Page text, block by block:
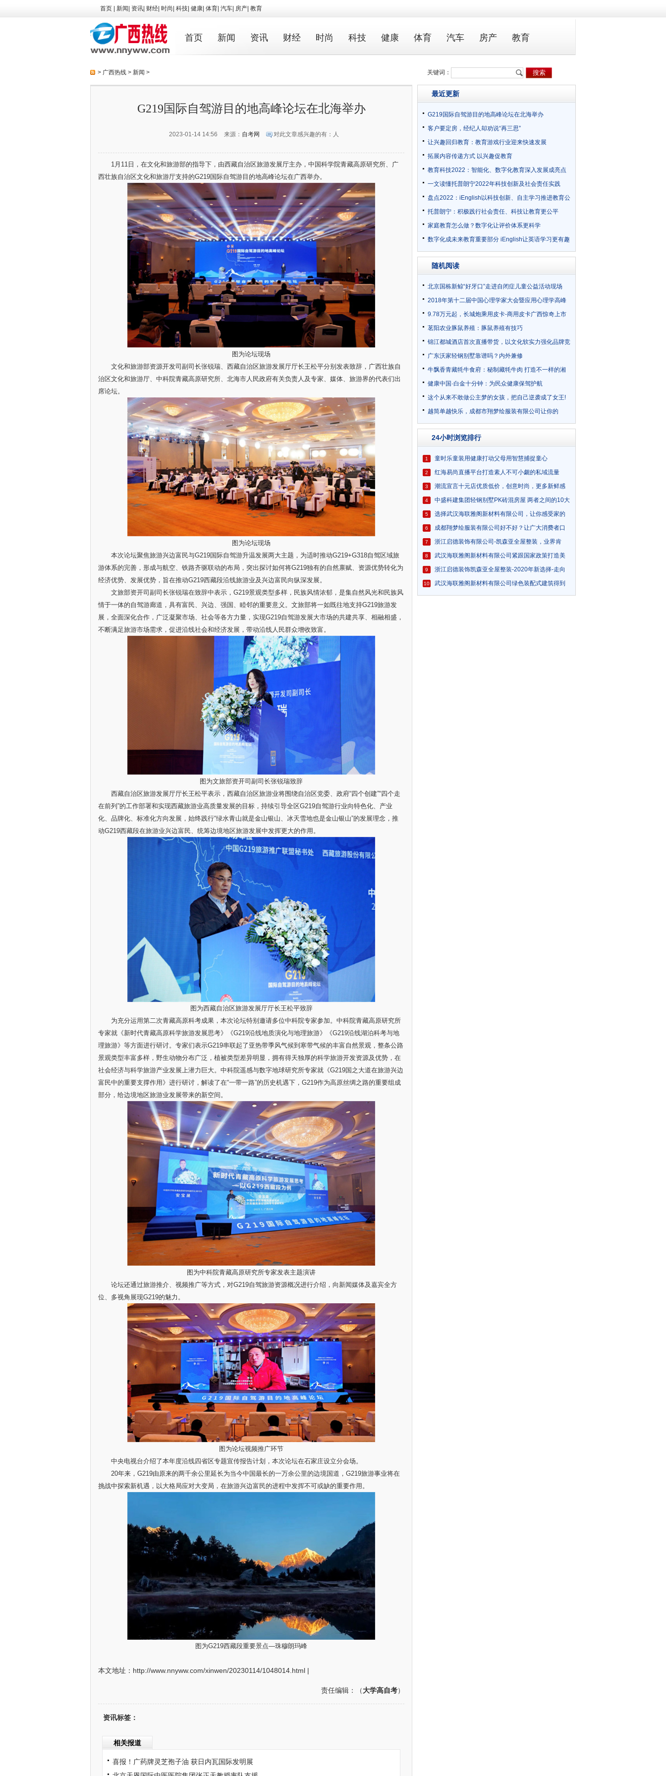
首页 新闻 资讯 财经 时尚 科技 健康 体育 汽车 房产 教育
首页 新闻 资讯 财经 时尚 科技 健康 体育 汽车 房产 教育
关键词：
> 广西热线 > 新闻 >
G219国际自驾游目的地高峰论坛在北海举办
2023-01-14 14:56 来源： 自考网 对此文章感兴趣的有： 人
1月11日，在文化和旅游部的指导下，由西藏自治区旅游发展厅主办，中国科学院青藏高原研究所、广
西壮族自治区文化和旅游厅支持的G219国际自驾游目的地高峰论坛在广西举办。
图为论坛现场
文化和旅游部资源开发司副司长张锐瑞、西藏自治区旅游发展厅厅长王松平分别发表致辞，广西壮族自
治区文化和旅游厅、中科院青藏高原研究所、北海市人民政府有关负责人及专家、媒体、旅游界的代表们出
席论坛。
图为论坛现场
本次论坛聚焦旅游兴边富民与G219国际自驾游升温发展两大主题，为适时推动G219+G318自驾区域旅
游体系的完善，形成与航空、铁路齐驱联动的布局，突出探讨如何将G219独有的自然禀赋、资源优势转化为
经济优势、发展优势，旨在推动G219西藏段沿线旅游业及兴边富民向纵深发展。
文旅部资开司副司长张锐瑞在致辞中表示，G219景观类型多样，民族风情浓郁，是集自然风光和民族风
情于一体的自驾游廊道，具有富民、兴边、强国、睦邻的重要意义。文旅部将一如既往地支持G219旅游发
展，全面深化合作，广泛凝聚市场、社会等各方力量，实现G219自驾游发展大市场的共建共享、相融相盛，
不断满足旅游市场需求，促进沿线社会和经济发展，带动沿线人民群众增收致富。
图为文旅部资开司副司长张锐瑞致辞
西藏自治区旅游发展厅厅长王松平表示，西藏自治区旅游业将围绕自治区党委、政府“四个创建”“四个走
在前列”的工作部署和实现西藏旅游业高质量发展的目标，持续引导全区G219自驾游行业向特色化、产业
化、品牌化、标准化方向发展，始终践行“绿水青山就是金山银山、冰天雪地也是金山银山”的发展理念，推
动G219西藏段在旅游业兴边富民、统筹边境地区旅游发展中发挥更大的作用。
图为西藏自治区旅游发展厅厅长王松平致辞
为充分运用第二次青藏高原科考成果，本次论坛特别邀请多位中科院专家参加。中科院青藏高原研究所
专家就《新时代青藏高原科学旅游发展思考》《G219沿线地质演化与地理旅游》《G219沿线湖泊科考与地
理旅游》等方面进行研讨。专家们表示G219串联起了亚热带季风气候到寒带气候的丰富自然景观，整条公路
景观类型丰富多样，野生动物分布广泛，植被类型差异明显，拥有得天独厚的科学旅游开发资源及优势，在
社会经济与科学旅游产业发展上潜力巨大。中科院遥感与数字地球研究所专家就《G219国之大道在旅游兴边
富民中的重要支撑作用》进行研讨，解读了在“一带一路”的历史机遇下，G219作为高原丝绸之路的重要组成
部分，给边境地区旅游业发展带来的新空间。
图为中科院青藏高原研究所专家发表主题演讲
论坛还通过旅游推介、视频推广等方式，对G219自驾旅游资源概况进行介绍，向新闻媒体及嘉宾全方
位、多视角展现G219的魅力。
图为论坛视频推广环节
中央电视台介绍了本年度沿线四省区专题宣传报告计划，本次论坛在石家庄设立分会场。
20年来，G219由原来的两千余公里延长为当今中国最长的一万余公里的边境国道，G219旅游事业将在
挑战中探索新机遇，以大格局应对大变局，在旅游兴边富民的进程中发挥不可或缺的重要作用。
图为G219西藏段重要景点—珠穆朗玛峰
本文地址：http://www.nnyww.com/xinwen/20230114/1048014.html |
责任编辑：（大学高自考）
资讯标签：
相关报道
喜报！广药牌灵芝孢子油 获日内瓦国际发明展
最近更新
G219国际自驾游目的地高峰论坛在北海举办
客户要定房，经纪人却劝说“再三思”
让兴趣回归教育：教育游戏行业迎来快速发展
拓展内容传递方式 以兴趣促教育
教育科技2022：智能化、数字化教育深入发展成亮点
一文读懂托普朗宁2022年科技创新及社会责任实践
盘点2022：iEnglish以科技创新、自主学习推进教育公
平托普朗宁：积极践行社会责任、科技让教育更公平
家庭教育怎么做？数字化让评价体系更科学
数字化成未来教育重要部分 iEnglish让英语学习更有趣
随机阅读
北京国栋新鲸“好牙口”走进自闭症儿童公益活动现场
2018年第十二届中国心理学家大会暨应用心理学高峰
论坛在湖南长沙
9.78万元起，长城炮乘用皮卡-商用皮卡广西惊奇上市
茗阳农业豚鼠养殖：豚鼠养殖有技巧
锦江都城酒店首次直播带货，以文化软实力强化品牌竞
争力广东沃家轻钢别墅靠谱吗？内外兼修
牛飘香青藏牦牛食府：秘制藏牦牛肉 打造不一样的湘
菜健康中国·白金十分钟：为民众健康保驾护航
这个从来不敢做公主梦的女孩，把自己逆袭成了女王!
越简单越快乐，成都市翔梦绘服装有限公司让你的
2019更加出色！
24小时浏览排行
1 童时乐童装用健康打动父母用智慧捕捉童心
2 红海易尚直播平台打造素人不可小觑的私域流量
3
潮流宣言十元店优质低价，创意时尚，更多新鲜感
等你来体验！
4
中盛科建集团轻钢别墅PK砖混房屋 两者之间的10大
区别
5
选择武汉海联雅阁新材料有限公司，让你感受家的
美好！
6
成都翔梦绘服装有限公司好不好？让广大消费者口
碑来鉴证
7
浙江启德装饰有限公司-凯森亚全屋整装，业界肯
定，实力赢得广泛
8
武汉海联雅阁新材料有限公司紧跟国家政策打造美
好乡村
9
浙江启德装饰凯森亚全屋整装-2020年新选择-走向
幸福旅程！
10
武汉海联雅阁新材料有限公司绿色装配式建筑得到
大力推广